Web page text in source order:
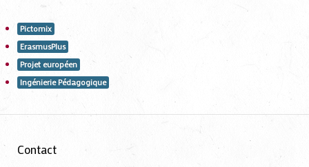
Pictomix
ErasmusPlus
Projet européen
Ingénierie Pédagogique
Contact